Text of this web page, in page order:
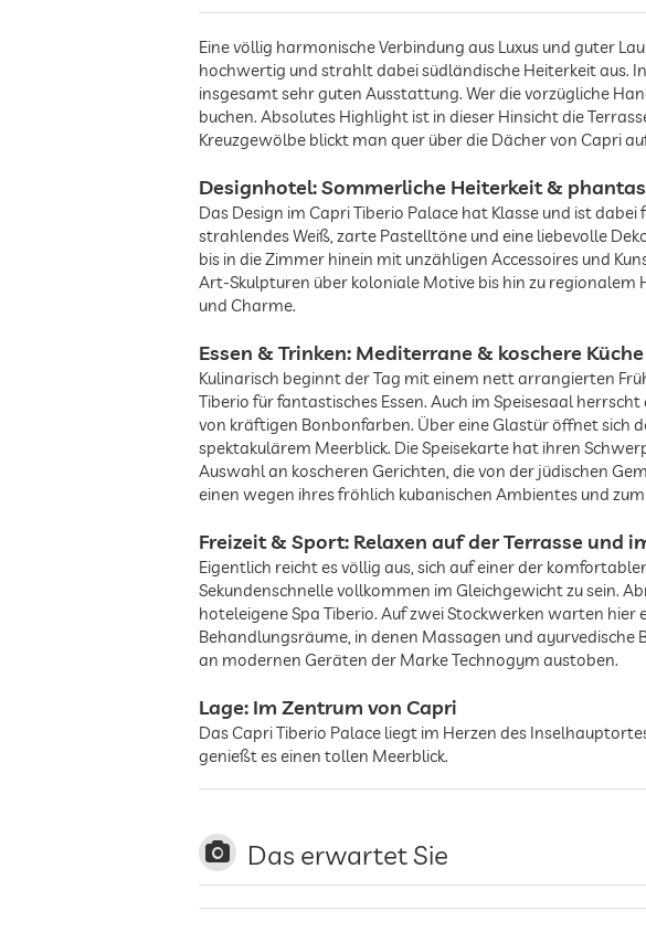
Eine völlig harmonische Verbindung aus Luxus und guter
hochwertig und strahlt dabei südländische Heiterkeit aus.
insgesamt sehr guten Ausstattung. Wer die vorzügliche
buchen. Absolutes Highlight ist in dieser Hinsicht die
Kreuzgewölbe blickt man quer über die Dächer von Capri
Designhotel: Sommerliche Heiterkeit &
Das Design im Capri Tiberio Palace hat Klasse und ist
strahlendes Weiß, zarte Pastelltöne und eine liebevolle
bis in die Zimmer hinein mit unzähligen Accessoires und
Art-Skulpturen über koloniale Motive bis hin zu
und Charme.
Essen & Trinken: Mediterrane & koschere Küche
Kulinarisch beginnt der Tag mit einem nett arrangierten
Tiberio für fantastisches Essen. Auch im Speisesaal
von kräftigen Bonbonfarben. Über eine Glastür öffnet sich
spektakulärem Meerblick. Die Speisekarte hat ihren
Auswahl an koscheren Gerichten, die von der jüdischen
einen wegen ihres fröhlich kubanischen Ambientes und
Freizeit & Sport: Relaxen auf der Terrasse und
Eigentlich reicht es völlig aus, sich auf einer der
Sekundenschnelle vollkommen im Gleichgewicht zu sein.
hoteleigene Spa Tiberio. Auf zwei Stockwerken warten
Behandlungsräume, in denen Massagen und
an modernen Geräten der Marke Technogym austoben.
Lage: Im Zentrum von Capri
Das Capri Tiberio Palace liegt im Herzen des
genießt es einen tollen Meerblick.
Das erwartet Sie